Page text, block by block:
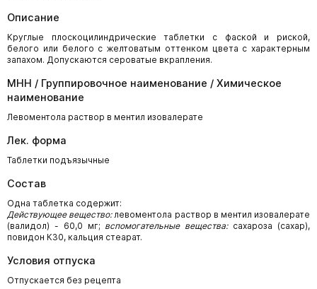
Описание
Круглые плоскоцилиндрические таблетки с фаской и риской,
белого или белого с желтоватым оттенком цвета с характерным
запахом. Допускаются сероватые вкрапления.
МНН / Группировочное наименование / Химическое
наименование
Левоментола раствор в ментил изовалерате
Лек. форма
Таблетки подъязычные
Состав
Одна таблетка содержит:
Действующее вещество:левоментола раствор в ментил изовалерате
(валидол) - 60,0 мг; вспомогательные вещества:сахароза (сахар),
повидон К30, кальция стеарат.
Условия отпуска
Отпускается без рецепта